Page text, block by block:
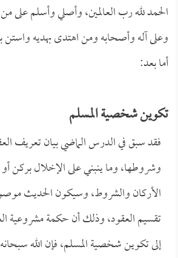
الحمد لله رب العالمين، وأصلي وأسلم على
وعلى آله وأصحابه ومن اهتدى بهديه واستن
أما بعد:
تكوين شخصية المسلم
فقد سبق في الدرس الماضي بيان تعريف
وشروطها، وما ينبني على الإخلال
الأركان والشروط، وسيكون الحديث
تقسيم العقود، وذلك أن حكمة مشروعية
إلى تكوين شخصية المسلم، فإن الله